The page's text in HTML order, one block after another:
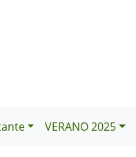
VERANO 2025